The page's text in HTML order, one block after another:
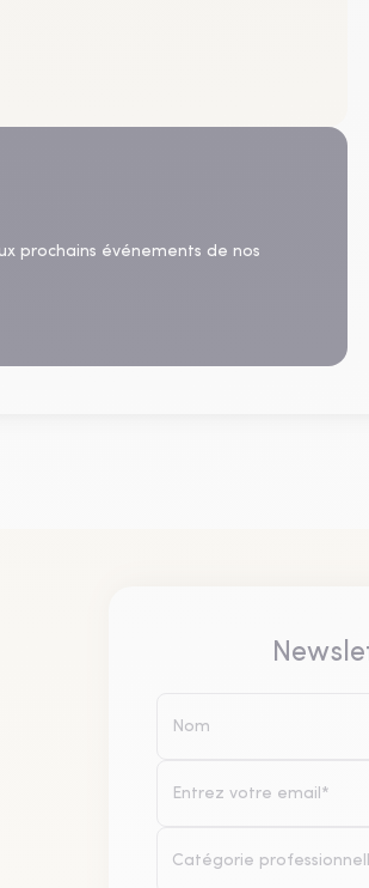
prochains événements de nos
Catégorie